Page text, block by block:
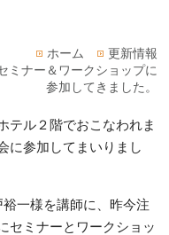
ホーム
更新情報
ミナー＆ワークショップに
参加してきました。
テル２階でおこなわれま
に参加してまいりまし
一様を講師に、昨今注
セミナーとワークショッ